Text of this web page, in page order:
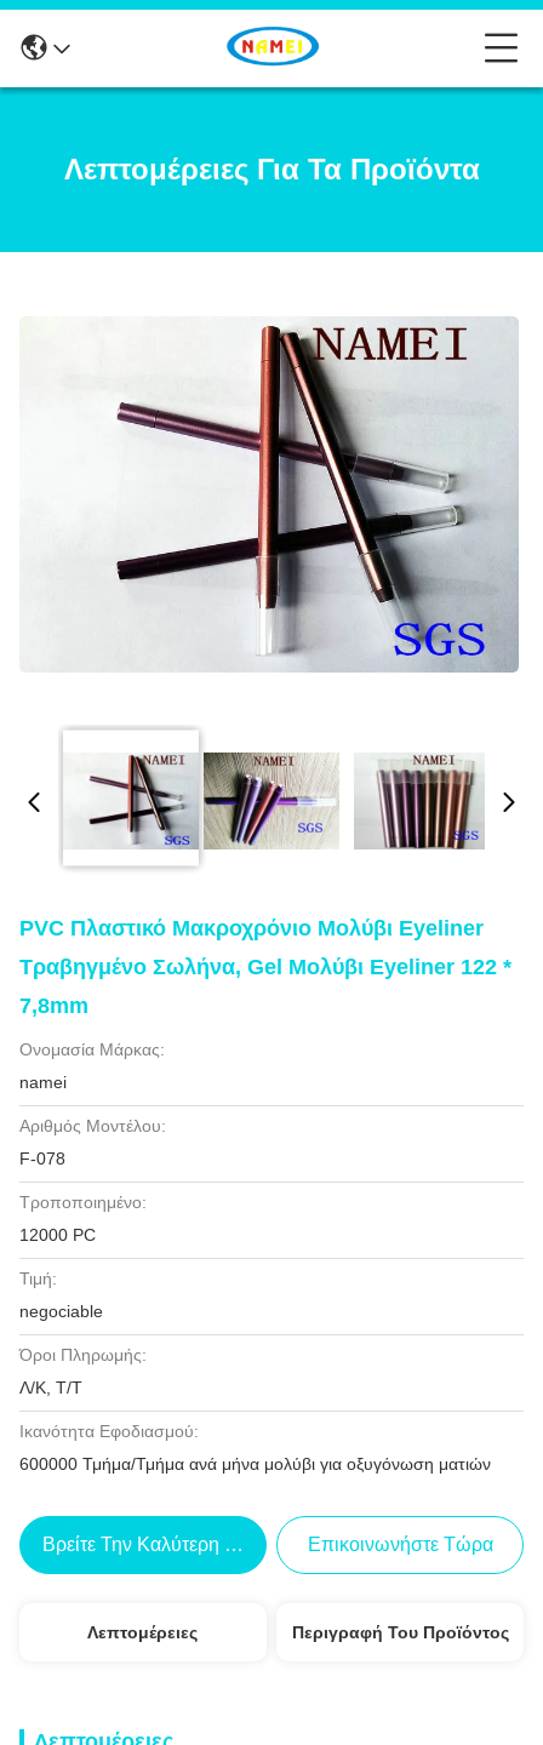
Λεπτομέρειες Για Τα Προϊόντα
PVC Πλαστικό Μακροχρόνιο Μολύβι Eyeliner
Τραβηγμένο Σωλήνα, Gel Μολύβι Eyeliner 122 *
7,8mm
Ονομασία Μάρκας:
namei
Αριθμός Μοντέλου:
F-078
Τροποποιημένο:
12000 PC
Τιμή:
negociable
Όροι Πληρωμής:
Λ/Κ, Τ/Τ
Ικανότητα Εφοδιασμού:
600000 Τμήμα/Τμήμα ανά μήνα μολύβι για οξυγόνωση ματιών
Βρείτε Την Καλύτερη Τιμή Επικοινωνήστε Τώρα
Λεπτομέρειες Περιγραφή Του Προϊόντος